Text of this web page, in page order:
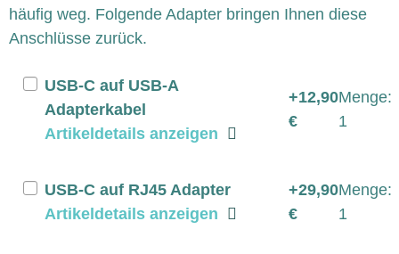
häufig weg. Folgende Adapter bringen Ihnen diese
Anschlüsse zurück.
USB-C auf USB-A
Adapterkabel
Artikeldetails anzeigen
+12,90
€
Menge:
1
USB-C auf RJ45 Adapter
Artikeldetails anzeigen
+29,90
€
Menge:
1